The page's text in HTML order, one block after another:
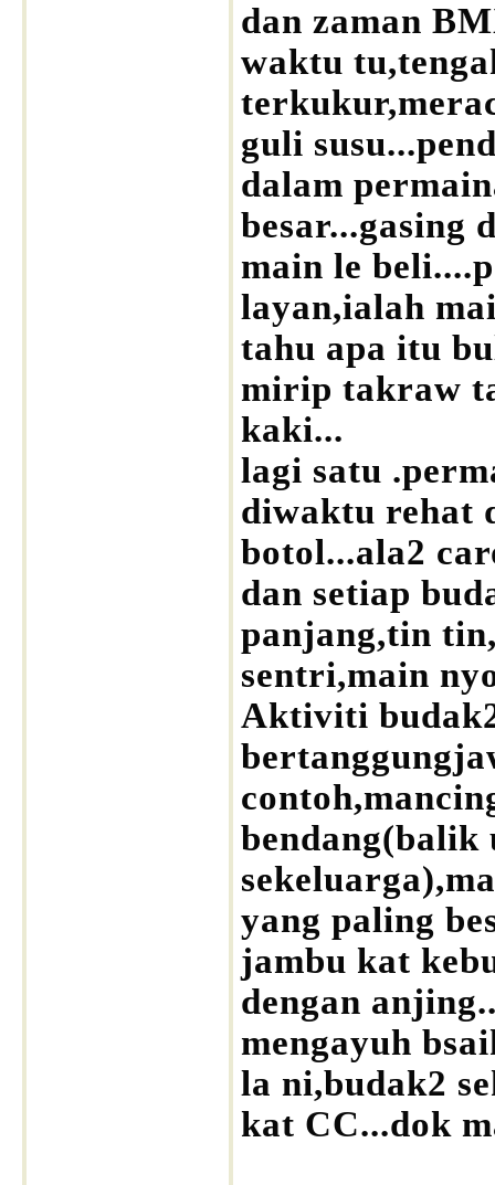
dan zaman
waktu
guli
dalam
besar...gasing
main le
layan,ialah
tahu apa itu
mirip takraw
kaki...
lagi satu
diwaktu rehat
botol...ala2
dan setiap
panjang,tin
sentri,main
Aktiviti
bendang(balik
yang paling
jambu kat
dengan
mengayuh
la ni,budak2
kat CC...dok